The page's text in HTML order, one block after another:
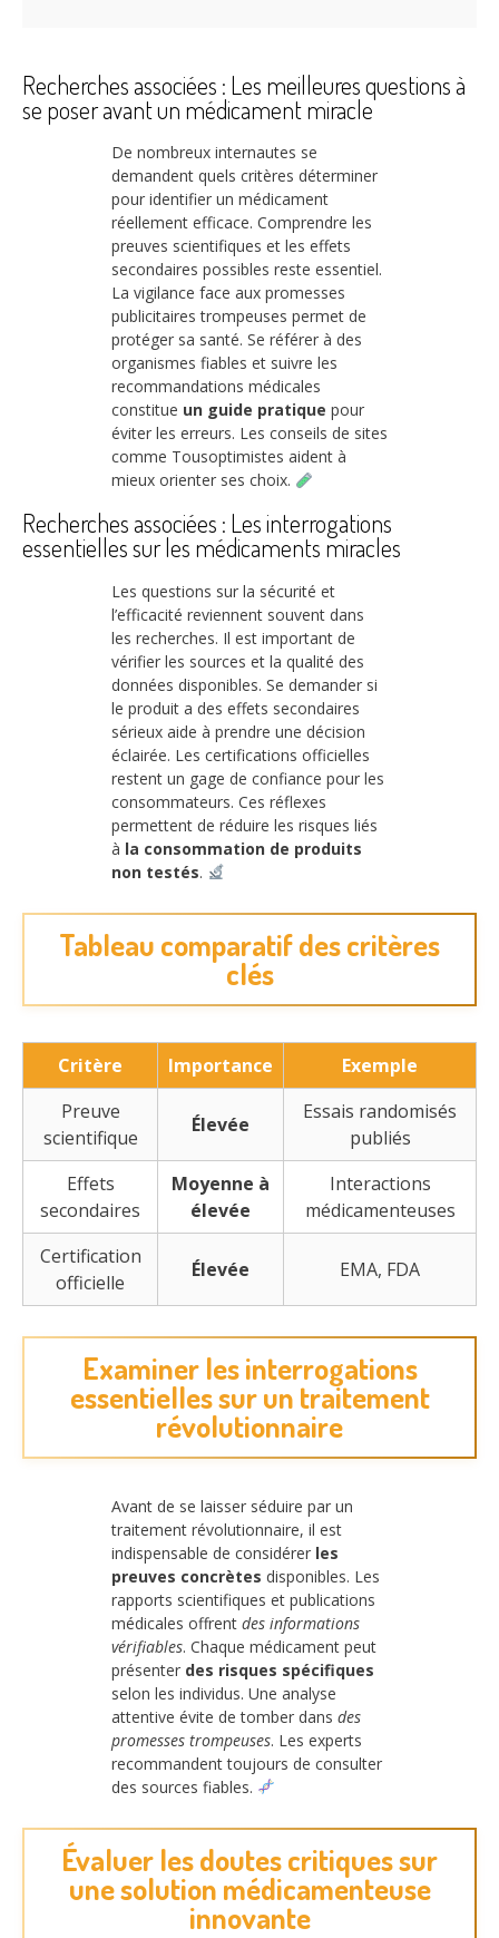
Recherches associées : Les meilleures questions à
se poser avant un médicament miracle
De nombreux internautes se
demandent quels critères déterminer
pour identifier un médicament
réellement efficace. Comprendre les
preuves scientifiques et les effets
secondaires possibles reste essentiel.
La vigilance face aux promesses
publicitaires trompeuses permet de
protéger sa santé. Se référer à des
organismes fiables et suivre les
recommandations médicales
constitue un guide pratique pour
éviter les erreurs. Les conseils de sites
comme Tousoptimistes aident à
mieux orienter ses choix.
Recherches associées : Les interrogations
essentielles sur les médicaments miracles
Les questions sur la sécurité et
l’efficacité reviennent souvent dans
les recherches. Il est important de
vérifier les sources et la qualité des
données disponibles. Se demander si
le produit a des effets secondaires
sérieux aide à prendre une décision
éclairée. Les certifications officielles
restent un gage de confiance pour les
consommateurs. Ces réflexes
permettent de réduire les risques liés
à la consommation de produits
non testés.
Tableau comparatif des critères
clés
Critère Importance
Exemple
Preuve
scientifique
Élevée
Essais randomisés
publiés
Effets
secondaires
Moyenne à
élevée
Interactions
médicamenteuses
Certification
officielle
Élevée EMA, FDA
Examiner les interrogations
essentielles sur un traitement
révolutionnaire
Avant de se laisser séduire par un
traitement révolutionnaire, il est
indispensable de considérer les
preuves concrètes disponibles. Les
rapports scientifiques et publications
médicales offrent des informations
vérifiables. Chaque médicament peut
présenter des risques spécifiques
selon les individus. Une analyse
attentive évite de tomber dans des
promesses trompeuses. Les experts
recommandent toujours de consulter
des sources fiables.
Évaluer les doutes critiques sur
une solution médicamenteuse
innovante